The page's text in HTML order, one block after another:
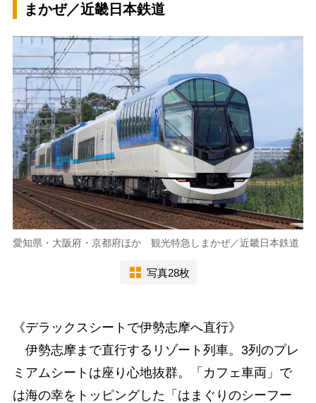
まかぜ／近畿日本鉄道
愛知県・大阪府・京都府ほか 観光特急しまかぜ／近畿日本鉄道
写真28枚
《デラックスシートで伊勢志摩へ直行》
伊勢志摩まで直行するリゾート列車。3列のプレ
ミアムシートは座り心地抜群。「カフェ車両」で
は海の幸をトッピングした「はまぐりのシーフー